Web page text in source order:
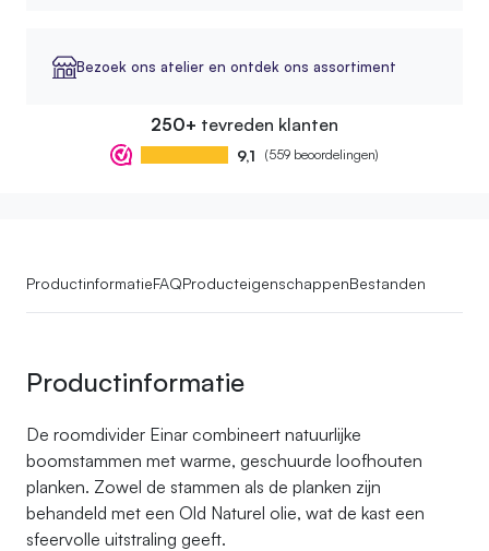
Bezoek ons atelier en ontdek ons assortiment
250+ tevreden klanten
9,1 (559 beoordelingen)
ProductinformatieFAQProducteigenschappenBestanden
Productinformatie
De roomdivider Einar combineert natuurlijke
boomstammen met warme, geschuurde loofhouten
planken. Zowel de stammen als de planken zijn
behandeld met een Old Naturel olie, wat de kast een
sfeervolle uitstraling geeft.